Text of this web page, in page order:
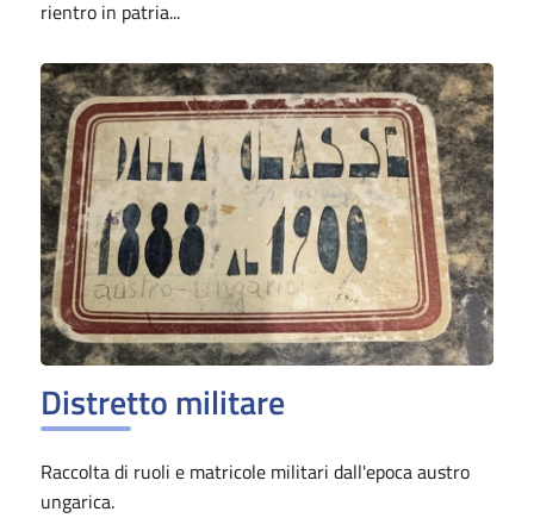
rientro in patria...
Distretto militare
Raccolta di ruoli e matricole militari dall'epoca austro
ungarica.